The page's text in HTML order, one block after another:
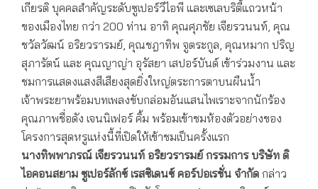
เกียรติ บุคคลสำคัญระดับซูเปอร์วีไอพี และเซเลบริตี้แถวหน้า
ของเมืองไทย กว่า 200 ท่าน อาทิ คุณศุภชัย เจียรวนนท์, คุณ
ชวัลวัฒน์ อริยวรารมย์, คุณชฎาทิพ จูตระกูล, คุณหมาก ปริญ
สุภารัตน์ และ คุณญาญ่า อุรัสยา เสปอร์บันด์ เข้าร่วมงาน และ
ชมการแสดงแสงสีเสียงสุดยิ่งใหญ่ตระการตาบนผืนน้ำ
เจ้าพระยาพร้อมบทเพลงขับกล่อมอันแสนไพเราะจากนักร้อง
คุณภาพชื่อดัง เจนนิเฟอร์ คิ้ม พร้อมเข้าชมห้องตัวอย่างของ
โครงการสุดหรูแห่งนี้ที่เปิดให้เข้าชมเป็นครั้งแรก
นางทิพพาภรณ์ เจียรวนนท์ อริยวรารมย์ กรรมการ บริษัท ดิ
ไอคอนสยาม ซูเปอร์ลักซ์ เรสซิเดนซ์ คอร์ปอเรชั่น จำกัด กล่าว